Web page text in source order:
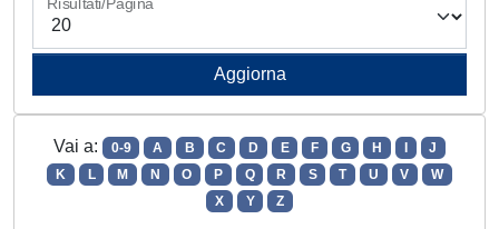
Risultati/Pagina
Vai a: 0-9 A B C D E F G H
J
K
L M N O P Q R S T U V
W
X
Y Z